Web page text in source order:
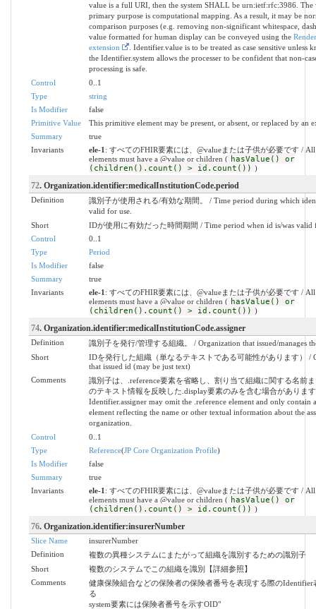
value is a full URI, then the system SHALL be urn:ietf:rfc:3986. The
primary purpose is computational mapping. As a result, it may be
comparison purposes (e.g. removing non-significant whitespace,
value formatted for human display can be conveyed using the
extension
. Identifier.value is to be treated as case sensitive unless
the Identifier.system allows the processer to be confident that non-
processing is safe.
Control
0..1
Type
string
Is Modifier
false
Primitive Value
This primitive element may be present, or absent, or replaced by an
Summary
true
Invariants
ele-1 : すべてのFHIR要素には、@valueまたは子供が必要です /
elements must have a @value or children ( hasValue() or
(children().count() > id.count()) )
72. Organization.identifier:medicalInstitutionCode.period
Definition
識別子が使用される/有効な期間。 / Time period during which
valid for use.
Short
IDが使用に有効だった時間期間 / Time period when id is/was valid
Control
0..1
Type
Period
Is Modifier
false
Summary
true
Invariants
ele-1 : すべてのFHIR要素には、@valueまたは子供が必要です /
elements must have a @value or children ( hasValue() or
(children().count() > id.count()) )
74. Organization.identifier:medicalInstitutionCode.assigner
Definition
識別子を発行/管理する組織。 / Organization that issued/manages
Short
IDを発行した組織（単なるテキストである可能性があります） /
that issued id (may be just text)
Comments
識別子は、.reference要素を省略し、割り当て組織に関する名前
のテキスト情報を反映した.display要素のみを含む場合がありま
Identifier.assigner may omit the .reference element and only contain
element reflecting the name or other textual information about the
organization.
Control
0..1
Type
Reference(JP Core Organization Profile)
Is Modifier
false
Summary
true
Invariants
ele-1 : すべてのFHIR要素には、@valueまたは子供が必要です /
elements must have a @value or children ( hasValue() or
(children().count() > id.count()) )
76. Organization.identifier:insurerNumber
Slice Name
insurerNumber
Definition
複数の異種システムにまたがって組織を識別するための識別子
Short
複数のシステムでこの組織を識別【詳細参照】
Comments
健康保険組合などの保険者の保険者番号を表現する際のIdentifier
る
system要素には保険者番号を示すOID"